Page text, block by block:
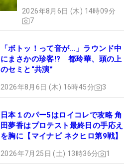
2026年8月6日 (木) 14時09分
7
「ボトッ！って音が…」ラウンド中
にまさかの珍客!? 都玲華、頭の上
のセミと“共演”
2026年8月6日 (木) 16時45分 3
日本１のパー5はロイコレで攻略 角
田夢香はプロテスト最終日の手応え
を胸に【マイナビ ネクヒロ第9戦】
2026年7月25日 (土) 13時36分 1